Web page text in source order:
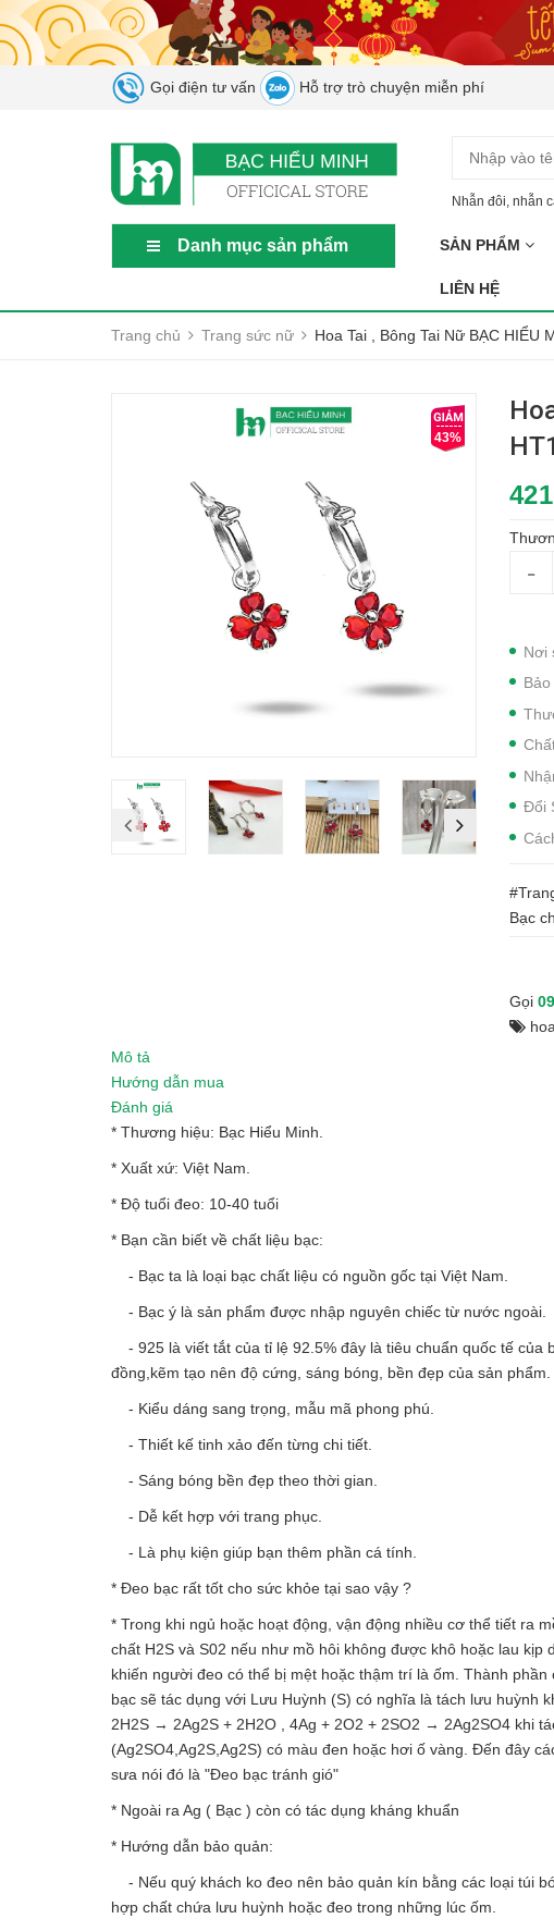
Gọi điện tư vấn Hỗ trợ trò chuyện miễn phí
Nhẫn đôi nhẫn
Danh mục sản phẩm SẢN PHẨM
LIÊN HỆ
Trang chủ Trang sức nữ Hoa Tai , Bông Tai Nữ BẠC HIỂU
43%
-
Nơi
Đổi
Bạc
Gọi
Mô tả
Hướng dẫn mua
Đánh giá
* Thương hiệu: Bạc Hiểu Minh.
* Xuất xứ: Việt Nam.
* Độ tuổi đeo: 10-40 tuổi
* Bạn cần biết về chất liệu bạc:
- Bạc ta là loại bạc chất liệu có nguồn gốc tại Việt Nam.
- Bạc ý là sản phẩm được nhập nguyên chiếc từ nước ngoài.
- 925 là viết tắt của tỉ lệ 92.5% đây là tiêu chuẩn quốc tế của
đồng,kẽm tạo nên độ cứng, sáng bóng, bền đẹp của sản phẩm.
- Kiểu dáng sang trọng, mẫu mã phong phú.
- Thiết kế tinh xảo đến từng chi tiết.
- Sáng bóng bền đẹp theo thời gian.
- Dễ kết hợp với trang phục.
- Là phụ kiện giúp bạn thêm phần cá tính.
* Đeo bạc rất tốt cho sức khỏe tại sao vậy ?
* Trong khi ngủ hoặc hoạt động, vận động nhiều cơ thể tiết ra
chất H2S và S02 nếu như mồ hôi không được khô hoặc lau
khiến người đeo có thể bị mệt hoặc thậm trí là ốm. Thành
bạc sẽ tác dụng với Lưu Huỳnh (S) có nghĩa là tách lưu huỳnh
2H2S → 2Ag2S + 2H2O , 4Ag + 2O2 + 2SO2 → 2Ag2SO4 khi
(Ag2SO4,Ag2S,Ag2S) có màu đen hoặc hơi ố vàng. Đến đây
sưa nói đó là "Đeo bạc tránh gió"
* Ngoài ra Ag ( Bạc ) còn có tác dụng kháng khuẩn
* Hướng dẫn bảo quản:
- Nếu quý khách ko đeo nên bảo quản kín bằng các loại túi
hợp chất chứa lưu huỳnh hoặc đeo trong những lúc ốm.